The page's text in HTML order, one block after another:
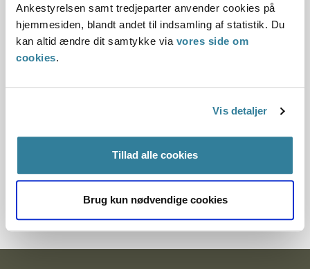
Ankestyrelsen samt tredjeparter anvender cookies på
hjemmesiden, blandt andet til indsamling af statistik. Du
kan altid ændre dit samtykke via vores side om
cookies.
Vis detaljer
Tillad alle cookies
Brug kun nødvendige cookies
02.06.2021
Offentliggørelsesdato
§ 24 § 33 § 54